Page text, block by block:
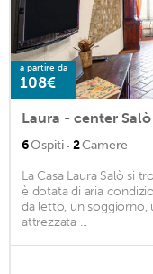
a partire da
108€
Laura - center
6Ospiti · 2Camere
La Casa Laura Salò si
è dotata di aria
da letto, un soggiorno,
attrezzata ...